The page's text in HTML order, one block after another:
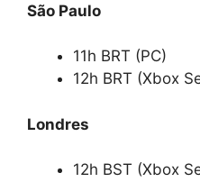
São Paulo
11h BRT (PC)
12h BRT (Xbox
Londres
12h BST (Xbox